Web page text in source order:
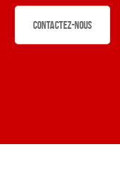
Contactez-nous